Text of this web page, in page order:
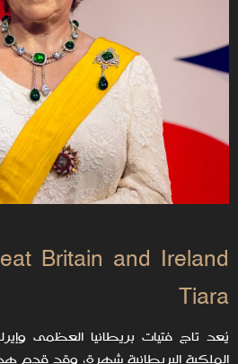
Britain and Ireland
Tiara
يُعد تاج فتيات بريطانيا العظمى